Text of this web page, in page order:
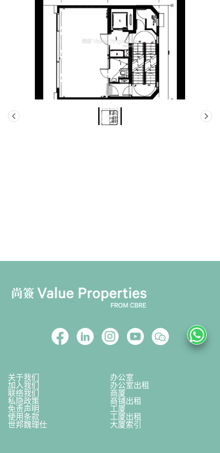
关于我们 办公室
加入我们 办公室出租
联络我们 商厦
私隐政策 商铺出租
免责声明 工厦
使用条款 工厦出租
世邦魏理仕 大厦索引